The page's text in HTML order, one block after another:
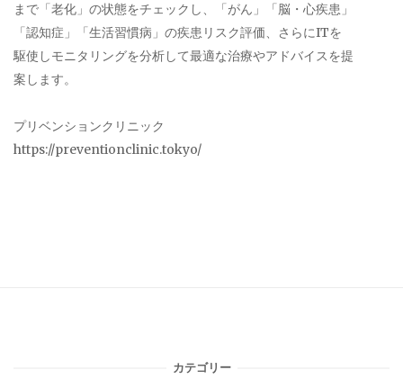
まで「老化」の状態をチェックし、「がん」「脳・心疾患」
「認知症」「生活習慣病」の疾患リスク評価、さらにITを
駆使しモニタリングを分析して最適な治療やアドバイスを提
案します。
プリベンションクリニック
https://preventionclinic.tokyo/
カテゴリー